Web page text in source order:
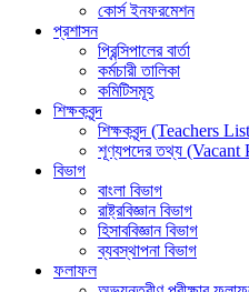
কোর্স ইনফরমেশন
প্রশাসন
প্রিন্সিপালের বার্তা
কর্মচারী তালিকা
কমিটিসমূহ
শিক্ষকবৃন্দ
শিক্ষকবৃন্দ (Teachers
শূণ্যপদের তথ্য (Vacant
বিভাগ
বাংলা বিভাগ
রাষ্ট্রবিজ্ঞান বিভাগ
হিসাববিজ্ঞান বিভাগ
ব্যবস্থাপনা বিভাগ
ফলাফল